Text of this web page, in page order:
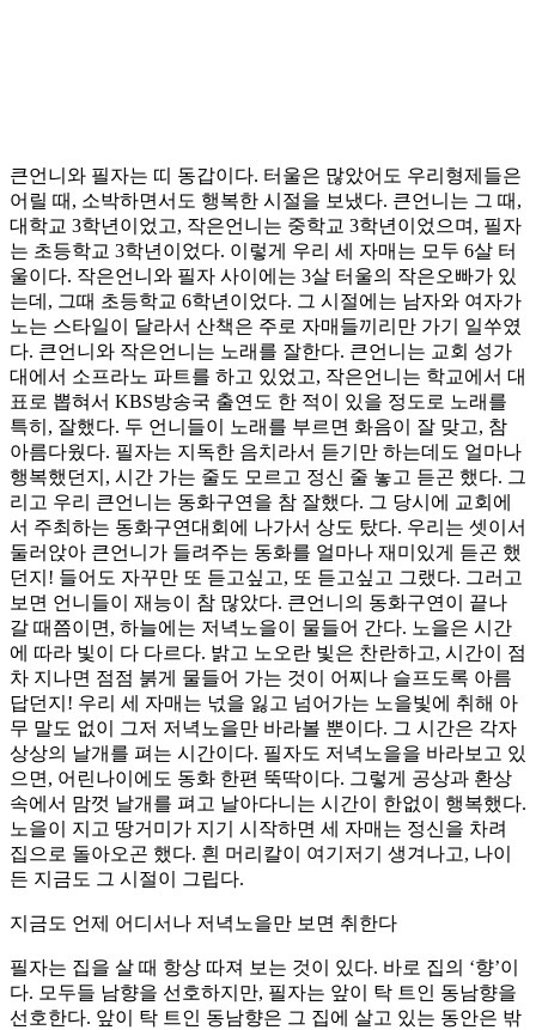
큰언니와 필자는 띠 동갑이다. 터울은 많았어도 우리형제들은
어릴 때, 소박하면서도 행복한 시절을 보냈다. 큰언니는 그 때,
대학교 3학년이었고, 작은언니는 중학교 3학년이었으며, 필자
는 초등학교 3학년이었다. 이렇게 우리 세 자매는 모두 6살 터
울이다. 작은언니와 필자 사이에는 3살 터울의 작은오빠가 있
는데, 그때 초등학교 6학년이었다. 그 시절에는 남자와 여자가
노는 스타일이 달라서 산책은 주로 자매들끼리만 가기 일쑤였
다. 큰언니와 작은언니는 노래를 잘한다. 큰언니는 교회 성가
대에서 소프라노 파트를 하고 있었고, 작은언니는 학교에서 대
표로 뽑혀서 KBS방송국 출연도 한 적이 있을 정도로 노래를
특히, 잘했다. 두 언니들이 노래를 부르면 화음이 잘 맞고, 참
아름다웠다. 필자는 지독한 음치라서 듣기만 하는데도 얼마나
행복했던지, 시간 가는 줄도 모르고 정신 줄 놓고 듣곤 했다. 그
리고 우리 큰언니는 동화구연을 참 잘했다. 그 당시에 교회에
서 주최하는 동화구연대회에 나가서 상도 탔다. 우리는 셋이서
둘러앉아 큰언니가 들려주는 동화를 얼마나 재미있게 듣곤 했
던지! 들어도 자꾸만 또 듣고싶고, 또 듣고싶고 그랬다. 그러고
보면 언니들이 재능이 참 많았다. 큰언니의 동화구연이 끝나
갈 때쯤이면, 하늘에는 저녁노을이 물들어 간다. 노을은 시간
에 따라 빛이 다 다르다. 밝고 노오란 빛은 찬란하고, 시간이 점
차 지나면 점점 붉게 물들어 가는 것이 어찌나 슬프도록 아름
답던지! 우리 세 자매는 넋을 잃고 넘어가는 노을빛에 취해 아
무 말도 없이 그저 저녁노을만 바라볼 뿐이다. 그 시간은 각자
상상의 날개를 펴는 시간이다. 필자도 저녁노을을 바라보고 있
으면, 어린나이에도 동화 한편 뚝딱이다. 그렇게 공상과 환상
속에서 맘껏 날개를 펴고 날아다니는 시간이 한없이 행복했다.
노을이 지고 땅거미가 지기 시작하면 세 자매는 정신을 차려
집으로 돌아오곤 했다. 흰 머리칼이 여기저기 생겨나고, 나이
든 지금도 그 시절이 그립다.
지금도 언제 어디서나 저녁노을만 보면 취한다
필자는 집을 살 때 항상 따져 보는 것이 있다. 바로 집의 ‘향’이
다. 모두들 남향을 선호하지만, 필자는 앞이 탁 트인 동남향을
선호한다. 앞이 탁 트인 동남향은 그 집에 살고 있는 동안은 밖